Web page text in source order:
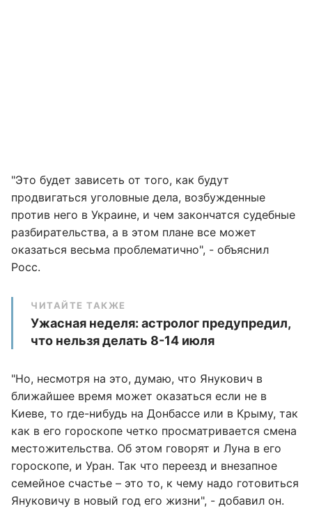
"Это будет зависеть от того, как будут
продвигаться уголовные дела, возбужденные
против него в Украине, и чем закончатся судебные
разбирательства, а в этом плане все может
оказаться весьма проблематично", - объяснил
Росс.
ЧИТАЙТЕ ТАКЖЕ
Ужасная неделя: астролог предупредил,
что нельзя делать 8-14 июля
"Но, несмотря на это, думаю, что Янукович в
ближайшее время может оказаться если не в
Киеве, то где-нибудь на Донбассе или в Крыму, так
как в его гороскопе четко просматривается смена
местожительства. Об этом говорят и Луна в его
гороскопе, и Уран. Так что переезд и внезапное
семейное счастье – это то, к чему надо готовиться
Януковичу в новый год его жизни", - добавил он.